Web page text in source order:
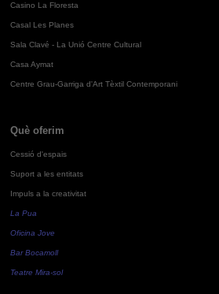
Casino La Floresta
Casal Les Planes
Sala Clavé - La Unió Centre Cultural
Casa Aymat
Centre Grau-Garriga d'Art Tèxtil Contemporani
Què oferim
Cessió d'espais
Suport a les entitats
Impuls a la creativitat
La Pua
Oficina Jove
Bar Bocamoll
Teatre Mira-sol